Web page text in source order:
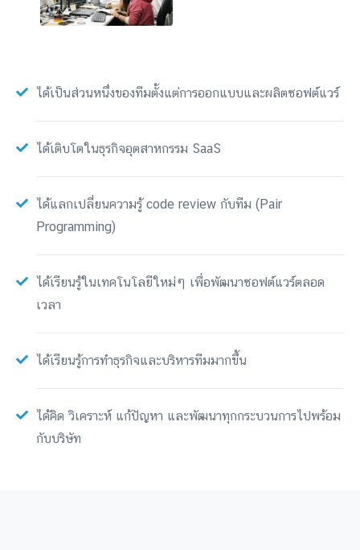
ได้เป็นส่วนหนึ่งของทีมตั้งแต่การออกแบบและผลิตซอฟต์แวร์
ได้เติบโตในธุรกิจอุตสาหกรรม SaaS
ได้แลกเปลี่ยนความรู้ code review กับทีม (Pair
Programming)
ได้เรียนรู้ในเทคโนโลยีใหม่ๆ เพื่อพัฒนาซอฟต์แวร์ตลอด
เวลา
ได้เรียนรู้การทำธุรกิจและบริหารทีมมากขึ้น
ได้คิด วิเคราะห์ แก้ปัญหา และพัฒนาทุกกระบวนการไปพร้อม
กับบริษัท